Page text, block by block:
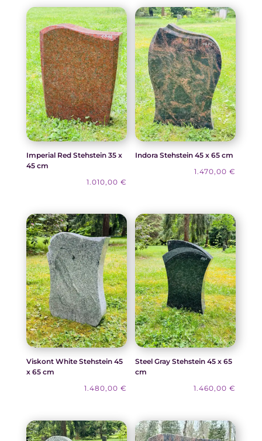
Imperial Red Stehstein 35 x
45 cm
1.010,00 €
Indora Stehstein 45 x 65 cm
1.470,00€
Viskont White Stehstein 45
x 65 cm
1.480,00 €
Steel Gray Stehstein 45 x 65
cm
1.460,00€